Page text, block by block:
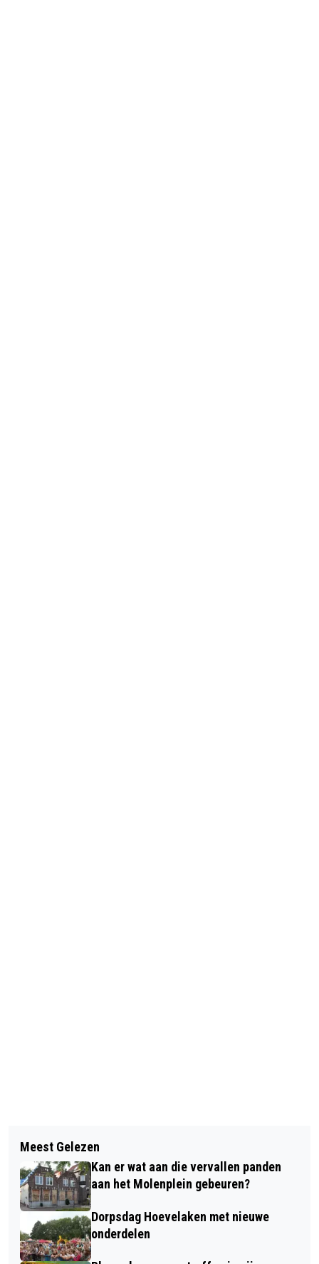
GERED GEREEDSCHAP STRAKS WEL,
GOED BEZIG NIET MEER AAN DE
NIJVERHEIDSSTRAAT (UPDATE)
GEMEENTERAAD BLIJFT GAAN VOOR
OPVANG 278 ASIELZOEKERS
Meest Gelezen
Kan er wat aan die vervallen panden
aan het Molenplein gebeuren?
Dorpsdag Hoevelaken met nieuwe
onderdelen